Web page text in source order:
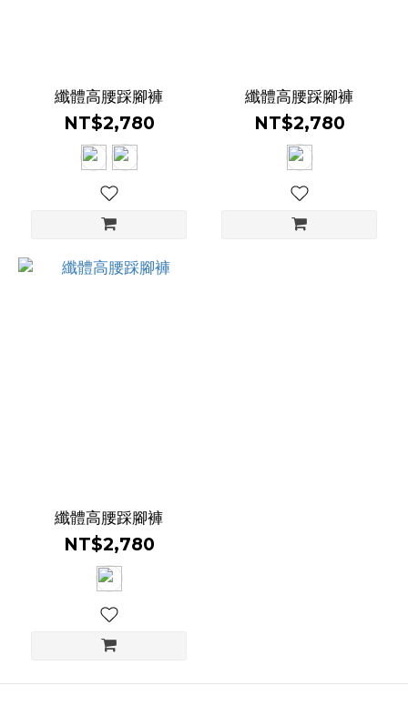
纖體高腰踩腳褲
NT$2,780
纖體高腰踩腳褲
NT$2,780
纖體高腰踩腳褲
NT$2,780